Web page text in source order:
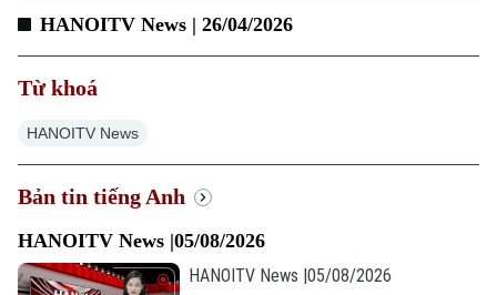
HANOITV News | 26/04/2026
Từ khoá
HANOITV News
Bản tin tiếng Anh
HANOITV News |05/08/2026
HANOITV News |05/08/2026